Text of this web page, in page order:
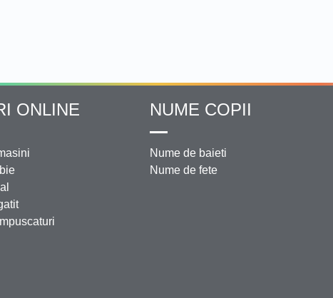
ONLINE NUME COPII
Nume de baieti
Nume de fete